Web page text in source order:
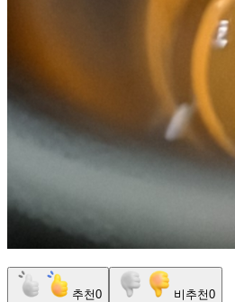
추천0 비추천0